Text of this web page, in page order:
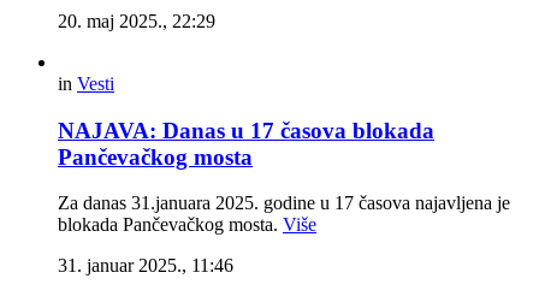
20. maj 2025., 22:29
in Vesti
NAJAVA: Danas u 17 časova blokada
Pančevačkog mosta
Za danas 31.januara 2025. godine u 17 časova najavljena je
blokada Pančevačkog mosta. Više
31. januar 2025., 11:46